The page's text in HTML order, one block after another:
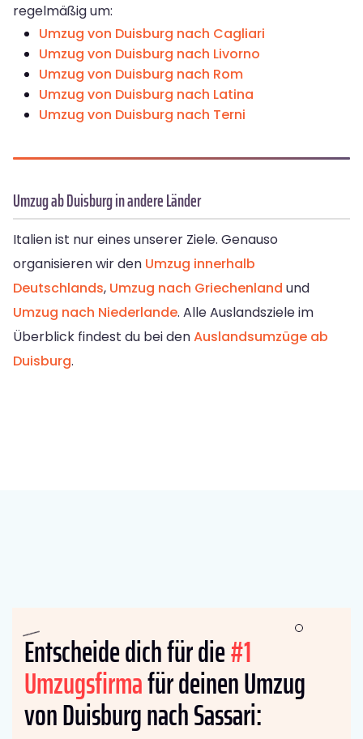
regelmäßig um:
Umzug von Duisburg nach Cagliari
Umzug von Duisburg nach Livorno
Umzug von Duisburg nach Rom
Umzug von Duisburg nach Latina
Umzug von Duisburg nach Terni
Umzug ab Duisburg in andere Länder
Italien ist nur eines unserer Ziele. Genauso
organisieren wir den Umzug innerhalb
Deutschlands, Umzug nach Griechenland und
Umzug nach Niederlande. Alle Auslandsziele im
Überblick findest du bei denAuslandsumzüge ab
Duisburg.
Entscheide dich für die#1
Umzugsfirmafür deinen Umzug
von Duisburg nach Sassari: